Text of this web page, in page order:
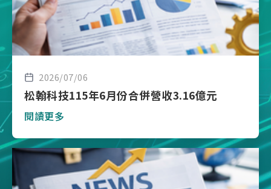
2026/07/06
松翰科技115年6月份合併營收3.16億元
閱讀更多